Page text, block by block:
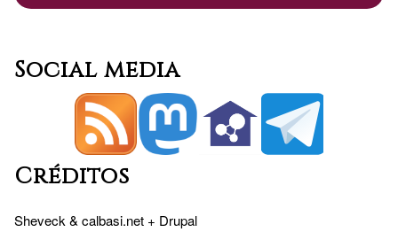
Social media
Créditos
Sheveck & calbasi.net + Drupal